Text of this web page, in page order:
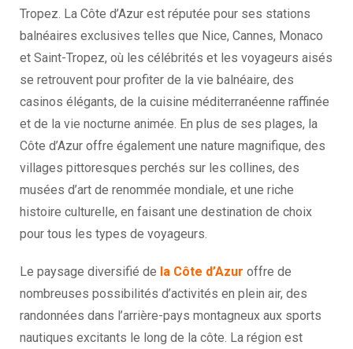
Tropez. La Côte d’Azur est réputée pour ses stations
balnéaires exclusives telles que Nice, Cannes, Monaco
et Saint-Tropez, où les célébrités et les voyageurs aisés
se retrouvent pour profiter de la vie balnéaire, des
casinos élégants, de la cuisine méditerranéenne raffinée
et de la vie nocturne animée. En plus de ses plages, la
Côte d’Azur offre également une nature magnifique, des
villages pittoresques perchés sur les collines, des
musées d’art de renommée mondiale, et une riche
histoire culturelle, en faisant une destination de choix
pour tous les types de voyageurs.
Le paysage diversifié de la Côte d’Azur offre de
nombreuses possibilités d’activités en plein air, des
randonnées dans l’arrière-pays montagneux aux sports
nautiques excitants le long de la côte. La région est